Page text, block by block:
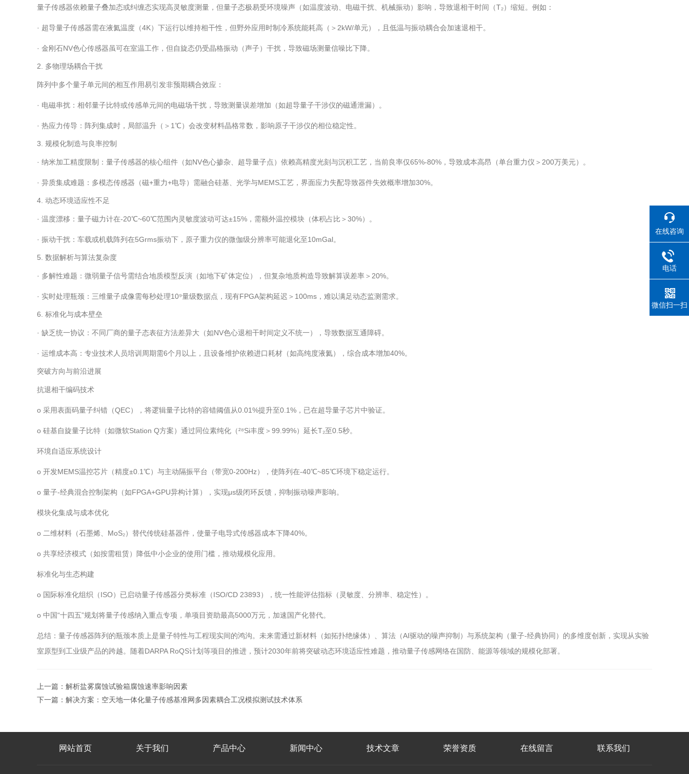
量子传感器依赖量子叠加态或纠缠态实现高灵敏度测量，但量子态极易受环境噪声（如温度波动、电磁干扰、机械振动）影响，导致退相干时间（T₂）缩短。例如：
· 超导量子传感器需在液氦温度（4K）下运行以维持相干性，但野外应用时制冷系统能耗高（＞2kW/单元），且低温与振动耦合会加速退相干。
· 金刚石NV色心传感器虽可在室温工作，但自旋态仍受晶格振动（声子）干扰，导致磁场测量信噪比下降。
2. 多物理场耦合干扰
阵列中多个量子单元间的相互作用易引发非预期耦合效应：
· 电磁串扰：相邻量子比特或传感单元间的电磁场干扰，导致测量误差增加（如超导量子干涉仪的磁通泄漏）。
· 热应力传导：阵列集成时，局部温升（＞1℃）会改变材料晶格常数，影响原子干涉仪的相位稳定性。
3. 规模化制造与良率控制
· 纳米加工精度限制：量子传感器的核心组件（如NV色心掺杂、超导量子点）依赖高精度光刻与沉积工艺，当前良率仅65%-80%，导致成本高昂（单台重力仪＞200万美元）。
· 异质集成难题：多模态传感器（磁+重力+电导）需融合硅基、光学与MEMS工艺，界面应力失配导致器件失效概率增加30%。
4. 动态环境适应性不足
· 温度漂移：量子磁力计在-20℃~60℃范围内灵敏度波动可达±15%，需额外温控模块（体积占比＞30%）。
· 振动干扰：车载或机载阵列在5Grms振动下，原子重力仪的微伽级分辨率可能退化至10mGal。
5. 数据解析与算法复杂度
· 多解性难题：微弱量子信号需结合地质模型反演（如地下矿体定位），但复杂地质构造导致解算误差率＞20%。
· 实时处理瓶颈：三维量子成像需每秒处理10⁹量级数据点，现有FPGA架构延迟＞100ms，难以满足动态监测需求。
6. 标准化与成本壁垒
· 缺乏统一协议：不同厂商的量子态表征方法差异大（如NV色心退相干时间定义不统一），导致数据互通障碍。
· 运维成本高：专业技术人员培训周期需6个月以上，且设备维护依赖进口耗材（如高纯度液氦），综合成本增加40%。
突破方向与前沿进展
抗退相干编码技术
o 采用表面码量子纠错（QEC），将逻辑量子比特的容错阈值从0.01%提升至0.1%，已在超导量子芯片中验证。
o 硅基自旋量子比特（如微软Station Q方案）通过同位素纯化（²⁸Si丰度＞99.99%）延长T₂至0.5秒。
环境自适应系统设计
o 开发MEMS温控芯片（精度±0.1℃）与主动隔振平台（带宽0-200Hz），使阵列在-40℃~85℃环境下稳定运行。
o 量子-经典混合控制架构（如FPGA+GPU异构计算），实现μs级闭环反馈，抑制振动噪声影响。
模块化集成与成本优化
o 二维材料（石墨烯、MoS₂）替代传统硅基器件，使量子电导式传感器成本下降40%。
o 共享经济模式（如按需租赁）降低中小企业的使用门槛，推动规模化应用。
标准化与生态构建
o 国际标准化组织（ISO）已启动量子传感器分类标准（ISO/CD 23893），统一性能评估指标（灵敏度、分辨率、稳定性）。
o 中国“十四五”规划将量子传感纳入重点专项，单项目资助最高5000万元，加速国产化替代。
总结：量子传感器阵列的瓶颈本质上是量子特性与工程现实间的鸿沟。未来需通过新材料（如拓扑绝缘体）、算法（AI驱动的噪声抑制）与系统架构（量子-经典协同）的多维度创新，实现从实验
室原型到工业级产品的跨越。随着DARPA RoQS计划等项目的推进，预计2030年前将突破动态环境适应性难题，推动量子传感网络在国防、能源等领域的规模化部署。
上一篇： 解析盐雾腐蚀试验箱腐蚀速率影响因素
下一篇： 解决方案：空天地一体化量子传感基准网多因素耦合工况模拟测试技术体系
网站首页 关于我们 产品中心 新闻中心 技术文章 荣誉资质 在线留言 联系我们
在线咨询
电话
微信扫一扫